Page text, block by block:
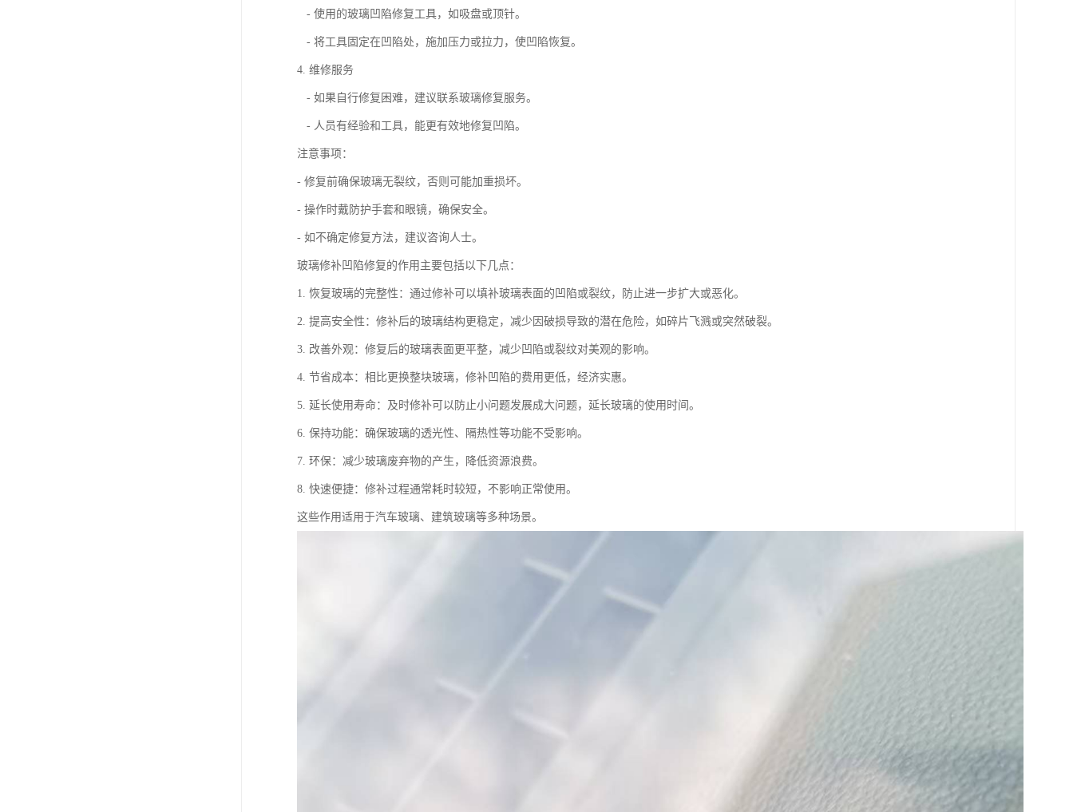
- 使用的玻璃凹陷修复工具，如吸盘或顶针。
- 将工具固定在凹陷处，施加压力或拉力，使凹陷恢复。
4. 维修服务
- 如果自行修复困难，建议联系玻璃修复服务。
- 人员有经验和工具，能更有效地修复凹陷。
注意事项：
- 修复前确保玻璃无裂纹，否则可能加重损坏。
- 操作时戴防护手套和眼镜，确保安全。
- 如不确定修复方法，建议咨询人士。
玻璃修补凹陷修复的作用主要包括以下几点：
1. 恢复玻璃的完整性：通过修补可以填补玻璃表面的凹陷或裂纹，防止进一步扩大或恶化。
2. 提高安全性：修补后的玻璃结构更稳定，减少因破损导致的潜在危险，如碎片飞溅或突然破裂。
3. 改善外观：修复后的玻璃表面更平整，减少凹陷或裂纹对美观的影响。
4. 节省成本：相比更换整块玻璃，修补凹陷的费用更低，经济实惠。
5. 延长使用寿命：及时修补可以防止小问题发展成大问题，延长玻璃的使用时间。
6. 保持功能：确保玻璃的透光性、隔热性等功能不受影响。
7. 环保：减少玻璃废弃物的产生，降低资源浪费。
8. 快速便捷：修补过程通常耗时较短，不影响正常使用。
这些作用适用于汽车玻璃、建筑玻璃等多种场景。